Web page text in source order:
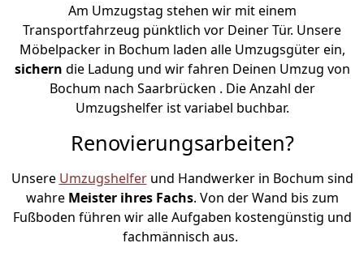
Am Umzugstag stehen wir mit einem
Transportfahrzeug pünktlich vor Deiner Tür. Unsere
Möbelpacker in Bochum laden alle Umzugsgüter ein,
sichern die Ladung und wir fahren Deinen Umzug von
Bochum nach Saarbrücken . Die Anzahl der
Umzugshelfer ist variabel buchbar.
Renovierungsarbeiten?
Unsere Umzugshelferund Handwerker in Bochum sind
wahre Meister ihres Fachs. Von der Wand bis zum
Fußboden führen wir alle Aufgaben kostengünstig und
fachmännisch aus.